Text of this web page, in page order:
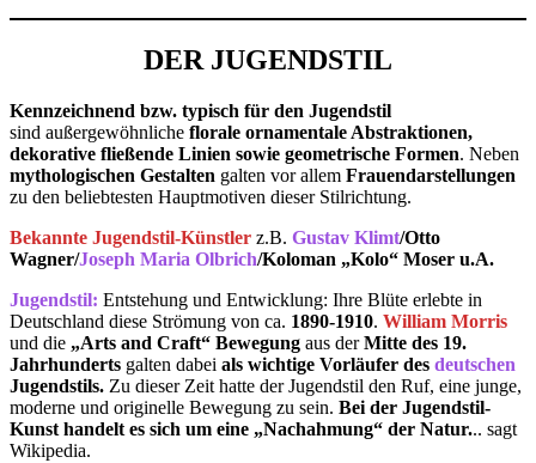
DER JUGENDSTIL
Kennzeichnend bzw. typisch für den Jugendstil
sind außergewöhnliche florale ornamentale Abstraktionen,
dekorative fließende Linien sowie geometrische Formen. Neben
mythologischen Gestalten galten vor allem Frauendarstellungen
zu den beliebtesten Hauptmotiven dieser Stilrichtung.
Bekannte Jugendstil-Künstler z.B. Gustav Klimt/Otto
Wagner/Joseph Maria Olbrich/Koloman „Kolo“ Moser u.A.
Jugendstil: Entstehung und Entwicklung: Ihre Blüte erlebte in
Deutschland diese Strömung von ca. 1890-1910. William Morris
und die „Arts and Craft“ Bewegung aus derMitte des 19.
Jahrhunderts galten dabei als wichtige Vorläufer des deutschen
Jugendstils. Zu dieser Zeit hatte der Jugendstil den Ruf, eine junge,
moderne und originelle Bewegung zu sein. Bei der Jugendstil-
Kunst handelt es sich um eine „Nachahmung“ der Natur... sagt
Wikipedia.